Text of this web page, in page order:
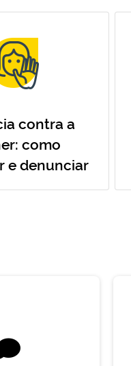
contra a
como
e denunciar